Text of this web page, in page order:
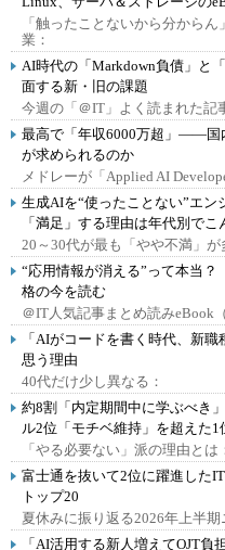
「触ったことないから分から
業：
AI時代の「Markdown負債」と
面する新・旧の課題
今週の「＠IT」よく読まれた記
最高で「年収6000万超」――
が求められるのか
メドレーが「Applied AI
生成AIを“使ったことない”エ
「満足」する理由は年代別でこ
20～30代が最も「やや不満」が
“応用情報が消える”って本当
格の今を読む
＠IT人気記事まとめ読みeBook
「AIがコードを書く時代、新
思う理由
40代だけ少し異なる：
約8割「内定期間中に学ぶべき
ル2位「モチベ維持」を超えた1
「やる必要ない」派の理由とは
富士通を抜いて2位に躍進した
トップ20
夏休みに振り返る2026年上半期
「AI活用する新人増えてOJT